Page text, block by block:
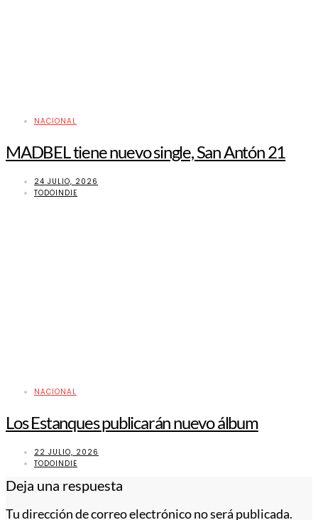
NACIONAL
MADBEL tiene nuevo single, San Antón 21
24 JULIO, 2026
TODOINDIE
NACIONAL
Los Estanques publicarán nuevo álbum
22 JULIO, 2026
TODOINDIE
Deja una respuesta
Tu dirección de correo electrónico no será publicada.